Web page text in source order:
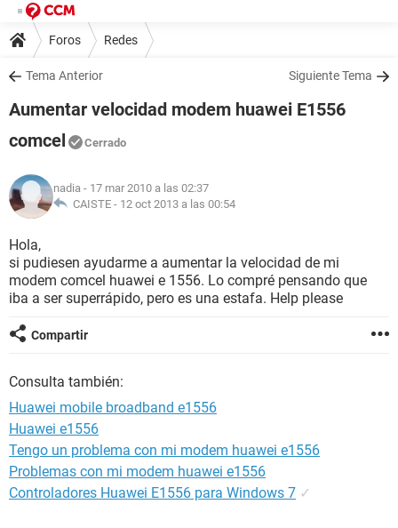
Foros Redes
Tema Anterior Siguiente Tema
Aumentar velocidad modem huawei E1556
comcel
Cerrado
nadia - 17 mar 2010 a las 02:37
CAISTE - 12 oct 2013 a las 00:54
Hola,
si pudiesen ayudarme a aumentar la velocidad de mi
modem comcel huawei e 1556. Lo compré pensando que
iba a ser superrápido, pero es una estafa. Help please
Compartir
Consulta también:
Huawei mobile broadband e1556
Huawei e1556
Tengo un problema con mi modem huawei e1556
Problemas con mi modem huawei e1556
Controladores Huawei E1556 para Windows 7 ✓